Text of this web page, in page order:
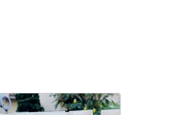
:
des éventuelles modifications